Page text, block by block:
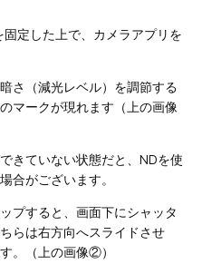
固定した上で、カメラアプリを
さ（減光レベル）を調節する
マークが現れます（上の画像
きていない状態だと、NDを使
合がございます。
プすると、画面下にシャッタ
らは右方向へスライドさせ
。（上の画像②）